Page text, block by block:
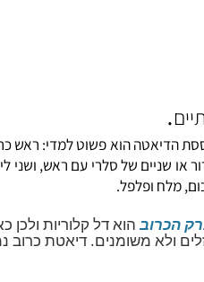
.
הוא פשוט למדי: ראש
שניים של סלרי עם ראש, ושני
מלח ופלפל.
הוא דל קלוריות ולכן
משומנים. דיאטת כרוב